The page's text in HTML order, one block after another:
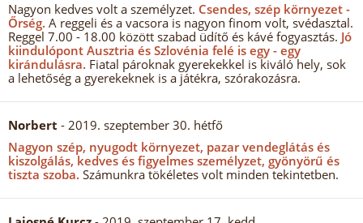
Nagyon kedves volt a személyzet. Csendes, szép környezet -
Őrség. A reggeli és a vacsora is nagyon finom volt, svédasztal.
Reggel 7.00 - 18.00 között szabad üdítő és kávé fogyasztás. Jó
kiindulópont Ausztria és Szlovénia felé is egy - egy
kirándulásra. Fiatal pároknak gyerekekkel is kiváló hely, sok
a lehetőség a gyerekeknek is a játékra, szórakozásra.
Norbert - 2019. szeptember 30. hétfő
Nagyon szép, nyugodt környezet, pazar vendeglátás és
kiszolgálás, kedves és figyelmes személyzet, gyönyörű és
tiszta szoba. Számunkra tökéletes volt minden tekintetben.